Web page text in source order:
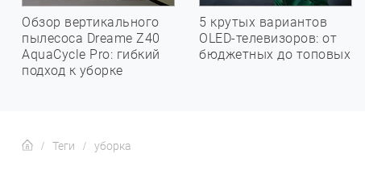
Обзор вертикального
пылесоса Dreame Z40
AquaCycle Pro: гибкий
подход к уборке
5 крутых вариантов
OLED-телевизоров: от
бюджетных до топовых
Теги уборка